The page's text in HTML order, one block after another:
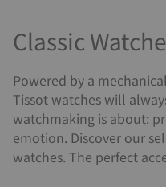
Classic
Powered by a
Tissot watches will
watchmaking is about:
emotion. Discover our
watches. The perfect